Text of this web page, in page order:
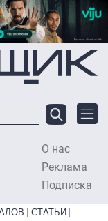
О нас
Реклама
Подписка
СТАТЬИ